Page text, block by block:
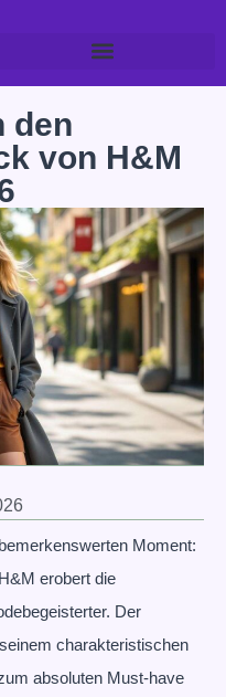
den
von H&M
Moment:
erobert die
Der
charakteristischen
absoluten Must-have